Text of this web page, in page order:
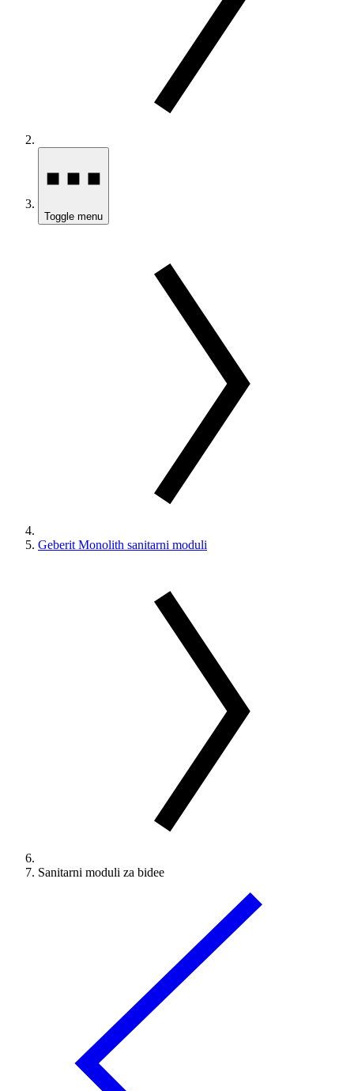
Toggle menu
Geberit Monolith sanitarni moduli
Sanitarni moduli za bidee